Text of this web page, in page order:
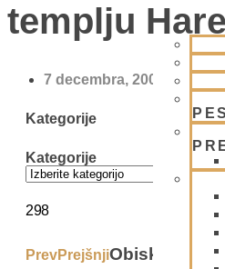
templju
7 decembra, 2009
Kategorije
Kategorije
298
PrevPrejšnjiObisk